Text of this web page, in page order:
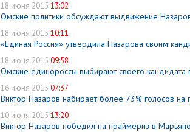
18 июня 2015 13:02
Омские политики обсуждают выдвижение
18 июня 2015 10:11
«Единая Россия» утвердила Назарова своим
18 июня 2015 09:58
Омские единороссы выбирают своего кандидата
16 июня 2015 07:37
Виктор Назаров набирает более 73% голосов на
10 июня 2015 13:20
Виктор Назаров победил на праймериз в